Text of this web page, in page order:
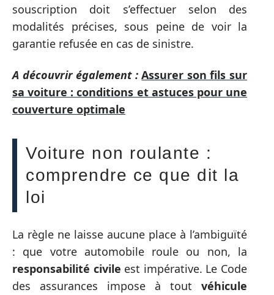
souscription doit s’effectuer selon des
modalités précises, sous peine de voir la
garantie refusée en cas de sinistre.
A découvrir également : Assurer son fils sur
sa voiture : conditions et astuces pour une
couverture optimale
Voiture non roulante :
comprendre ce que dit la
loi
La règle ne laisse aucune place à l’ambiguïté
: que votre automobile roule ou non, la
responsabilité civile est impérative. Le Code
des assurances impose à tout véhicule